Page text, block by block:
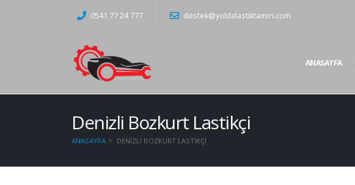
0541 77 24 777 destek@yoldalastiktamiri.com
ANASAYFA
Denizli Bozkurt Lastikçi
ANASAYFA DENIZLI BOZKURT LASTIKÇI